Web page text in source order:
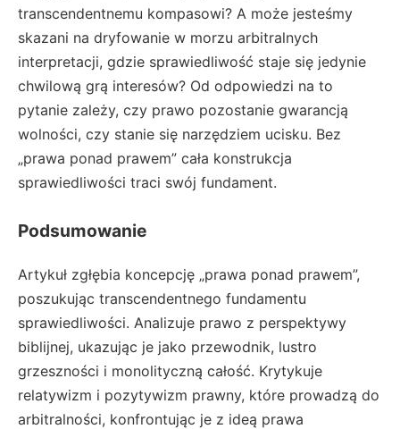
transcendentnemu kompasowi? A może jesteśmy
skazani na dryfowanie w morzu arbitralnych
interpretacji, gdzie sprawiedliwość staje się jedynie
chwilową grą interesów? Od odpowiedzi na to
pytanie zależy, czy prawo pozostanie gwarancją
wolności, czy stanie się narzędziem ucisku. Bez
„prawa ponad prawem” cała konstrukcja
sprawiedliwości traci swój fundament.
Podsumowanie
Artykuł zgłębia koncepcję „prawa ponad prawem”,
poszukując transcendentnego fundamentu
sprawiedliwości. Analizuje prawo z perspektywy
biblijnej, ukazując je jako przewodnik, lustro
grzeszności i monolityczną całość. Krytykuje
relatywizm i pozytywizm prawny, które prowadzą do
arbitralności, konfrontując je z ideą prawa